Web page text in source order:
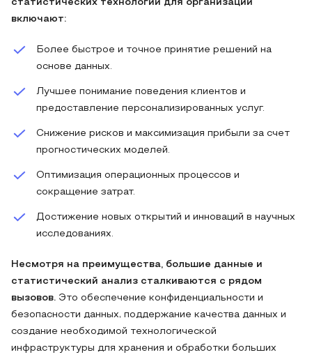
статистических технологий для организаций
включают:
Более быстрое и точное принятие решений на
основе данных.
Лучшее понимание поведения клиентов и
предоставление персонализированных услуг.
Снижение рисков и максимизация прибыли за счет
прогностических моделей.
Оптимизация операционных процессов и
сокращение затрат.
Достижение новых открытий и инноваций в научных
исследованиях.
Несмотря на преимущества, большие данные и
статистический анализ сталкиваются с рядом
вызовов. Это обеспечение конфиденциальности и
безопасности данных, поддержание качества данных и
создание необходимой технологической
инфраструктуры для хранения и обработки больших